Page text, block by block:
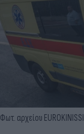
Φωτ. αρχείου EUROKINISSI